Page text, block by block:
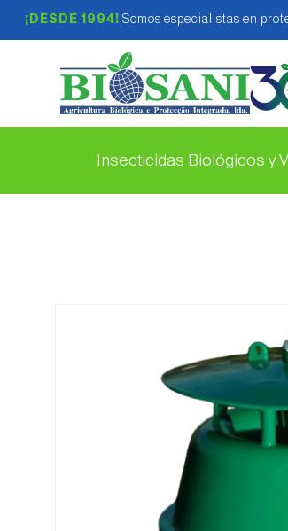
¡DESDE 1994! Somos especialistas en
Insecticidas Biológicos y